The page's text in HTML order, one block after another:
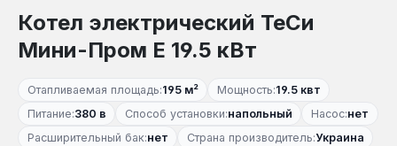
Котел электрический ТеСи
Мини-Пром Е 19.5 кВт
Отапливаемая площадь:195 м² Мощность:19.5 квт
Питание:380 в Способ установки:напольный Насос:нет
Расширительный бак:нет Страна производитель:Украина